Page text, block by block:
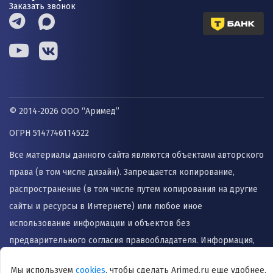
Заказать звонок
© 2014-2026 ООО “Аримед”
ОГРН 5147746114522
Все материалы данного сайта являются объектами авторского
права (в том числе дизайн). Запрещается копирование,
распространение (в том числе путем копирования на другие
сайты и ресурсы в Интернете) или любое иное
использование информации и объектов без
предварительного согласия правообладателя. Информация,
Мы используем cookies, чтобы сделать Arimed.ru еще удобнее.